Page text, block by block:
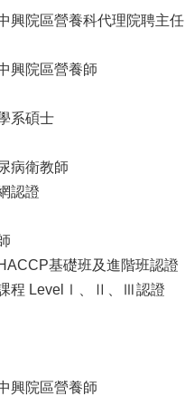
興院區營養科代理院聘主任
興院區營養師
系碩士
病衛教師
認證
基礎班及進階班認證
程 LevelⅠ、Ⅱ、Ⅲ認證
興院區營養師